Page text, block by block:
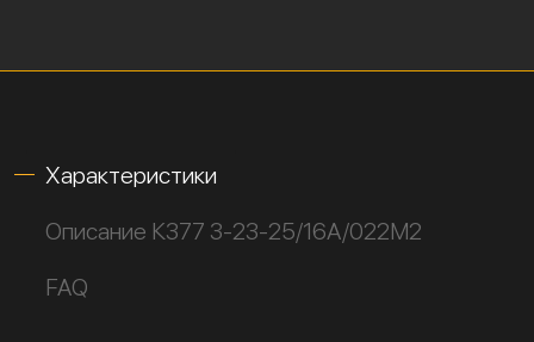
Характеристики
Описание К377 3-23-25/16А/022М2
FAQ